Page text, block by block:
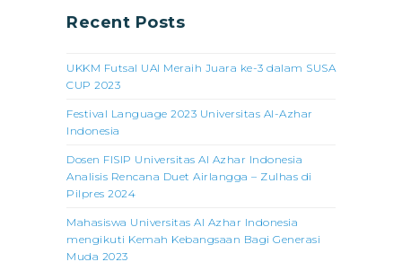
Recent Posts
UKKM Futsal UAI Meraih Juara ke-3 dalam SUSA
CUP 2023
Festival Language 2023 Universitas Al-Azhar
Indonesia
Dosen FISIP Universitas Al Azhar Indonesia
Analisis Rencana Duet Airlangga – Zulhas di
Pilpres 2024
Mahasiswa Universitas Al Azhar Indonesia
mengikuti Kemah Kebangsaan Bagi Generasi
Muda 2023